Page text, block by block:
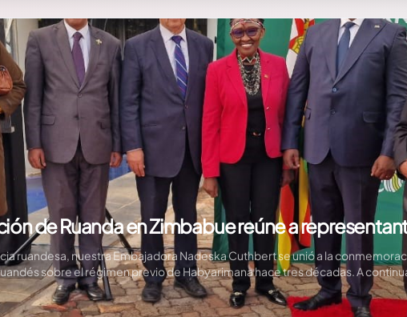
de Ruanda en Zimbabue reúne a
ruandesa, nuestra Embajadora Nadeska Cuthbert se unió a la
sobre el régimen previo de Habyarimana hace tres décadas. A